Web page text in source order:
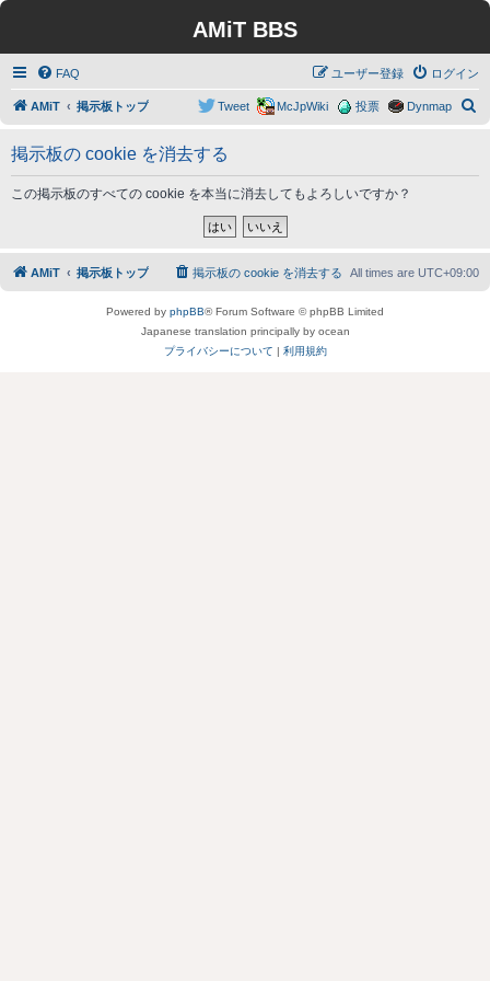
AMiT BBS
FAQ ログイン
ユーザー登録
AMiT 掲示板トップ Dynmap
投票
McJpWiki
Tweet
掲示板の cookie を消去する
この掲示板のすべての cookie を本当に消去してもよろしいですか？
AMiT 掲示板トップ All times are UTC+09:00
掲示板の cookie を消去する
Powered by phpBB® Forum Software © phpBB Limited
Japanese translation principally by ocean
プライバシーについて | 利用規約